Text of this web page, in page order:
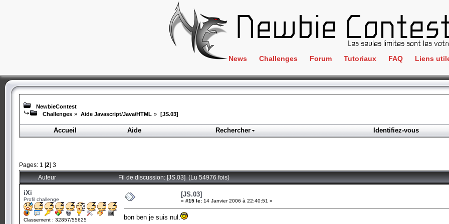
News Challenges
Crackme
ClientSide
Forensics
Programmation
Wargame
Forum Tutoriaux FAQ Liens
IRC
NewbieContest
Challenges » Aide Javascript/Java/HTML » [JS.03]
Accueil Aide Rechercher Identifiez-vous
Pages: 1 [2] 3
Auteur
Fil de discussion: [JS.03] (Lu 54976 fois)
iXi
Profil challenge
Classement : 32857/55625
[JS.03]
« #15 le: 14 Janvier 2006 à 22:40:51 »
bon ben je suis nul.